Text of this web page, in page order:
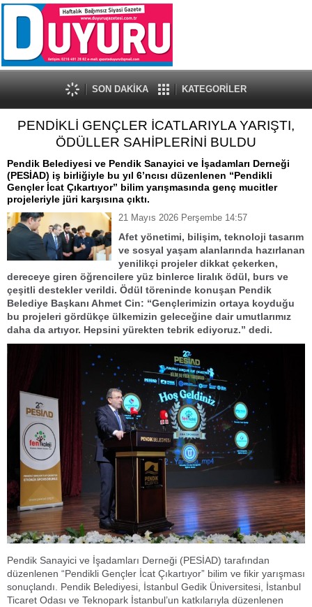
SON DAKİKA KATEGORİLER
PENDİKLİ GENÇLER İCATLARIYLA YARIŞTI,
ÖDÜLLER SAHİPLERİNİ BULDU
Pendik Belediyesi ve Pendik Sanayici ve İşadamları Derneği
(PESİAD) iş birliğiyle bu yıl 6’ncısı düzenlenen “Pendikli
Gençler İcat Çıkartıyor” bilim yarışmasında genç mucitler
projeleriyle jüri karşısına çıktı.
21 Mayıs 2026 Perşembe 14:57
Afet yönetimi, bilişim, teknoloji tasarım
ve sosyal yaşam alanlarında hazırlanan
yenilikçi projeler dikkat çekerken,
dereceye giren öğrencilere yüz binlerce liralık ödül, burs ve
çeşitli destekler verildi. Ödül töreninde konuşan Pendik
Belediye Başkanı Ahmet Cin: “Gençlerimizin ortaya koyduğu
bu projeleri gördükçe ülkemizin geleceğine dair umutlarımız
daha da artıyor. Hepsini yürekten tebrik ediyoruz.” dedi.
Pendik Sanayici ve İşadamları Derneği (PESİAD) tarafından
düzenlenen “Pendikli Gençler İcat Çıkartıyor” bilim ve fikir yarışması
sonuçlandı. Pendik Belediyesi, İstanbul Gedik Üniversitesi, İstanbul
Ticaret Odası ve Teknopark İstanbul’un katkılarıyla düzenlenen